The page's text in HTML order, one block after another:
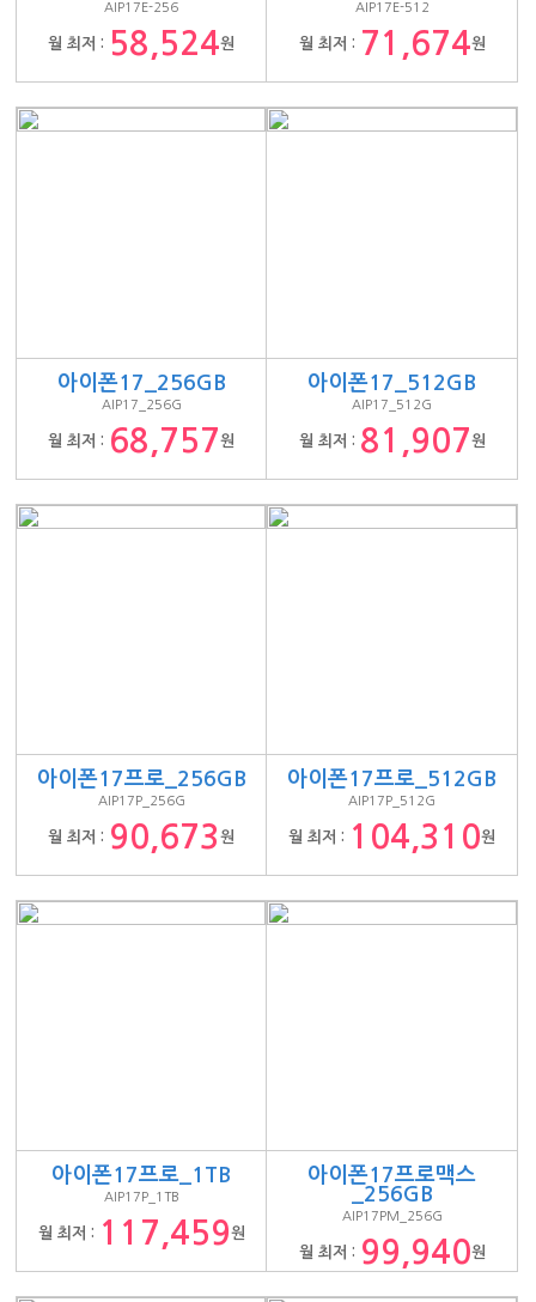
AIP17E-256
월 최저 : 58,524원
AIP17E-512
월 최저 : 71,674원
아이폰17_256GB
AIP17_256G
월 최저 : 68,757원
아이폰17_512GB
AIP17_512G
월 최저 : 81,907원
아이폰17프로_256GB
AIP17P_256G
월 최저 : 90,673원
아이폰17프로_512GB
AIP17P_512G
월 최저 : 104,310원
아이폰17프로_1TB
AIP17P_1TB
월 최저 : 117,459원
아이폰17프로맥스
_256GB
AIP17PM_256G
월 최저 : 99,940원